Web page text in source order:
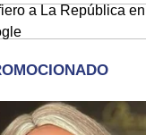
a La República en